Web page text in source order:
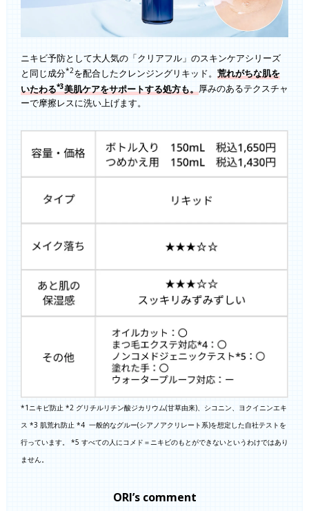
ニキビ予防として大人気の「クリアフル」のスキンケアシリーズ
と同じ成分*2を配合したクレンジングリキッド。 荒れがちな肌を
いたわる*3美肌ケアをサポートする処方も。 厚みのあるテクスチャ
ーで摩擦レスに洗い上げます。
*1ニキビ防止 *2 グリチルリチン酸ジカリウム(甘草由来)、シコニン、ヨクイニンエキ
ス *3 肌荒れ防止 *4 一般的なグルー(シアノアクリレート系)を想定した自社テストを
行っています。 *5 すべての人にコメド＝ニキビのもとができないというわけではあり
ません。
ORI’s comment